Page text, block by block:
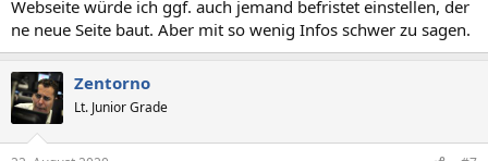
Webseite würde ich ggf. auch jemand befristet einstellen, der
ne neue Seite baut. Aber mit so wenig Infos schwer zu sagen.
Zentorno
Lt. Junior Grade